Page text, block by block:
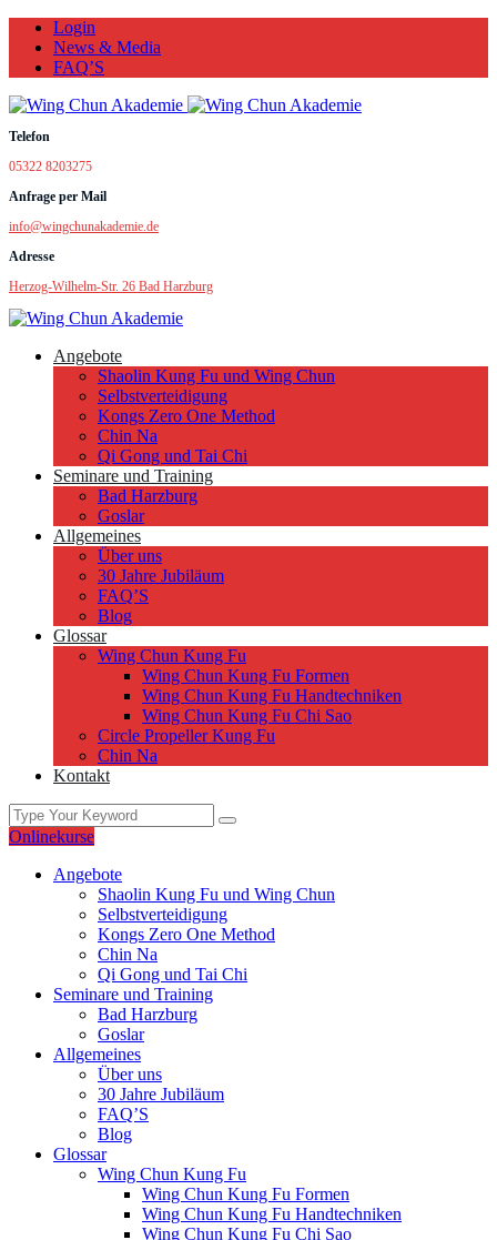
Login
News & Media
FAQ’S
Telefon
05322 8203275
Anfrage per Mail
info@wingchunakademie.de
Adresse
Herzog-Wilhelm-Str. 26 Bad Harzburg
Angebote
Shaolin Kung Fu und Wing Chun
Selbstverteidigung
Kongs Zero One Method
Chin Na
Qi Gong und Tai Chi
Seminare und Training
Bad Harzburg
Goslar
Allgemeines
Über uns
30 Jahre Jubiläum
FAQ’S
Blog
Glossar
Wing Chun Kung Fu
Wing Chun Kung Fu Formen
Wing Chun Kung Fu Handtechniken
Wing Chun Kung Fu Chi Sao
Circle Propeller Kung Fu
Chin Na
Kontakt
Onlinekurse
Angebote
Shaolin Kung Fu und Wing Chun
Selbstverteidigung
Kongs Zero One Method
Chin Na
Qi Gong und Tai Chi
Seminare und Training
Bad Harzburg
Goslar
Allgemeines
Über uns
30 Jahre Jubiläum
FAQ’S
Blog
Glossar
Wing Chun Kung Fu
Wing Chun Kung Fu Formen
Wing Chun Kung Fu Handtechniken
Wing Chun Kung Fu Chi Sao